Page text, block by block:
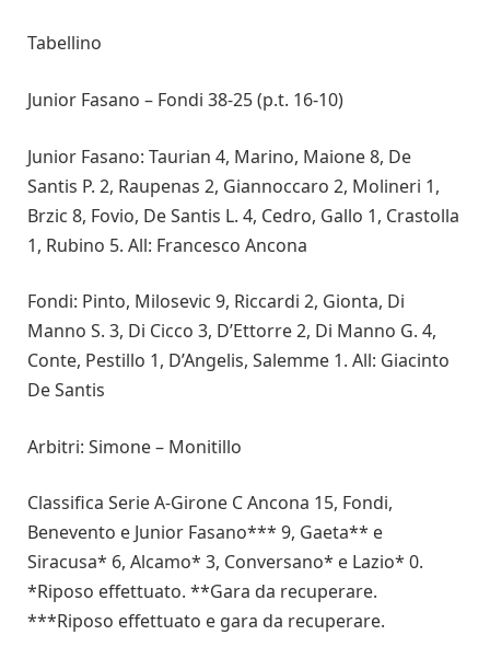
Tabellino
Junior Fasano – Fondi 38-25 (p.t. 16-10)
Junior Fasano: Taurian 4, Marino, Maione 8, De
Santis P. 2, Raupenas 2, Giannoccaro 2, Molineri 1,
Brzic 8, Fovio, De Santis L. 4, Cedro, Gallo 1, Crastolla
1, Rubino 5. All: Francesco Ancona
Fondi: Pinto, Milosevic 9, Riccardi 2, Gionta, Di
Manno S. 3, Di Cicco 3, D’Ettorre 2, Di Manno G. 4,
Conte, Pestillo 1, D’Angelis, Salemme 1. All: Giacinto
De Santis
Arbitri: Simone – Monitillo
Classifica Serie A-Girone C Ancona 15, Fondi,
Benevento e Junior Fasano*** 9, Gaeta** e
Siracusa* 6, Alcamo* 3, Conversano* e Lazio* 0.
*Riposo effettuato. **Gara da recuperare.
***Riposo effettuato e gara da recuperare.